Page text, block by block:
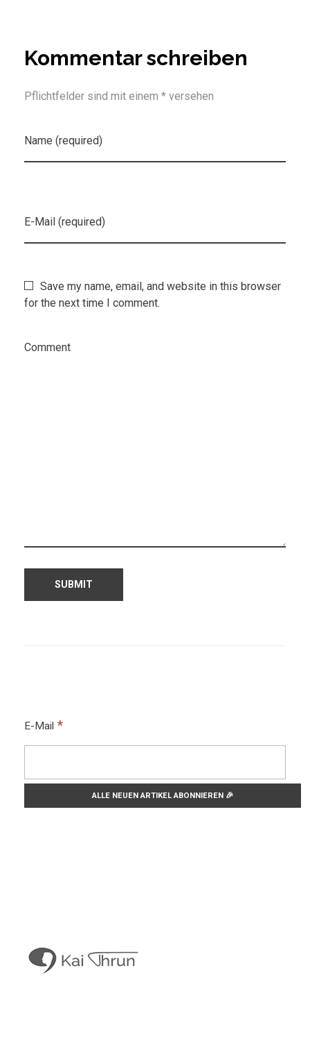
Kommentar schreiben
Pflichtfelder sind mit einem * versehen
Name (required)
E-Mail (required)
Save my name, email, and website in this browser
for the next time I comment.
Comment
E-Mail *